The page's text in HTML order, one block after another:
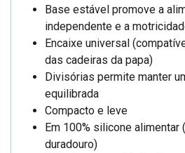
Base estável promove a
independente e a
Encaixe universal
das cadeiras da papa)
Divisórias permite manter
equilibrada
Compacto e leve
Em 100% silicone alimentar
duradouro)